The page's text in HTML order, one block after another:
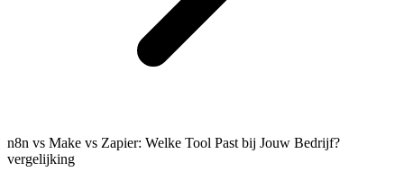
n8n vs Make vs Zapier: Welke Tool Past bij Jouw Bedrijf?
vergelijking